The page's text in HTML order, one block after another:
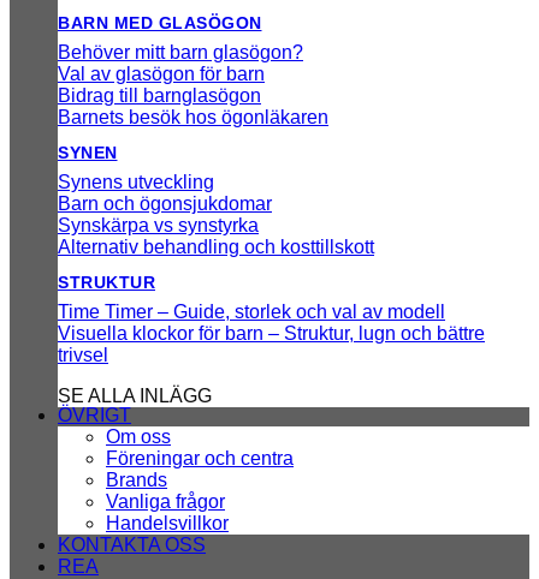
BARN MED GLASÖGON
Behöver mitt barn glasögon?
Val av glasögon för barn
Bidrag till barnglasögon
Barnets besök hos ögonläkaren
SYNEN
Synens utveckling
Barn och ögonsjukdomar
Synskärpa vs synstyrka
Alternativ behandling och kosttillskott
STRUKTUR
Time Timer – Guide, storlek och val av modell
Visuella klockor för barn – Struktur, lugn och bättre
trivsel
SE ALLA INLÄGG
ÖVRIGT
Om oss
Föreningar och centra
Brands
Vanliga frågor
Handelsvillkor
KONTAKTA OSS
REA